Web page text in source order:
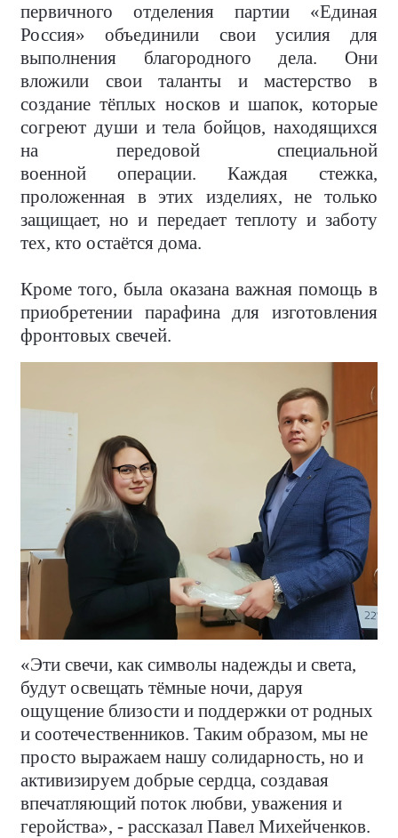
первичного отделения партии «Единая
Россия» объединили свои усилия для
выполнения благородного дела. Они
вложили свои таланты и мастерство в
создание тёплых носков и шапок, которые
согреют души и тела бойцов, находящихся
на передовой специальной
военной операции. Каждая стежка,
проложенная в этих изделиях, не только
защищает, но и передает теплоту и заботу
тех, кто остаётся дома.
Кроме того, была оказана важная помощь в
приобретении парафина для изготовления
фронтовых свечей.
«Эти свечи, как символы надежды и света,
будут освещать тёмные ночи, даруя
ощущение близости и поддержки от родных
и соотечественников. Таким образом, мы не
просто выражаем нашу солидарность, но и
активизируем добрые сердца, создавая
впечатляющий поток любви, уважения и
геройства», - рассказал Павел Михейченков.